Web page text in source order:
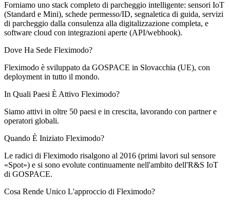
Forniamo uno stack completo di parcheggio intelligente: sensori IoT
(Standard e Mini), schede permesso/ID, segnaletica di guida, servizi
di parcheggio dalla consulenza alla digitalizzazione completa, e
software cloud con integrazioni aperte (API/webhook).
Dove Ha Sede Fleximodo?
Fleximodo è sviluppato da GOSPACE in Slovacchia (UE), con
deployment in tutto il mondo.
In Quali Paesi È Attivo Fleximodo?
Siamo attivi in oltre 50 paesi e in crescita, lavorando con partner e
operatori globali.
Quando È Iniziato Fleximodo?
Le radici di Fleximodo risalgono al 2016 (primi lavori sul sensore
«Spot») e si sono evolute continuamente nell'ambito dell'R&S IoT
di GOSPACE.
Cosa Rende Unico L'approccio di Fleximodo?